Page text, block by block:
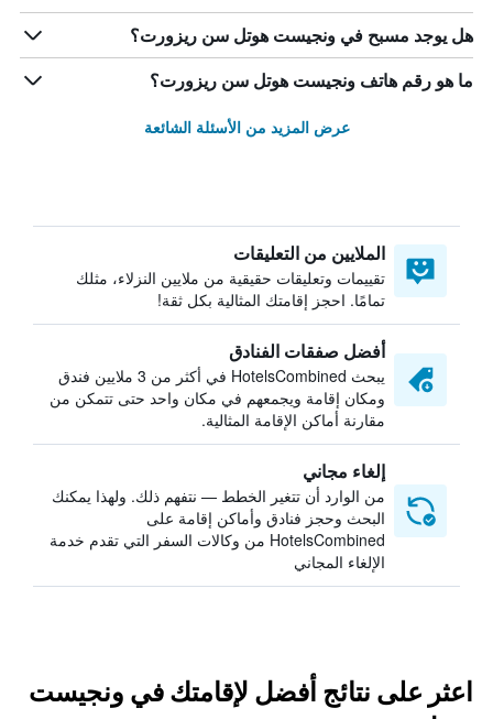
هل يوجد مسبح في ونجيست هوتل سن ريزورت؟
ما هو رقم هاتف ونجيست هوتل سن ريزورت؟
عرض المزيد من الأسئلة الشائعة
الملايين من التعليقات
تقييمات وتعليقات حقيقية من ملايين النزلاء، مثلك
تمامًا. احجز إقامتك المثالية بكل ثقة!
أفضل صفقات الفنادق
يبحث HotelsCombined في أكثر من 3 ملايين فندق
ومكان إقامة ويجمعهم في مكان واحد حتى تتمكن من
مقارنة أماكن الإقامة المثالية.
إلغاء مجاني
من الوارد أن تتغير الخطط — نتفهم ذلك. ولهذا يمكنك
البحث وحجز فنادق وأماكن إقامة على
HotelsCombined من وكالات السفر التي تقدم خدمة
الإلغاء المجاني
اعثر على نتائج أفضل لإقامتك في ونجيست